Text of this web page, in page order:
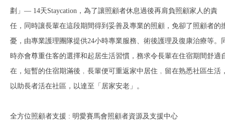
劃」— 14天Staycation，為了讓照顧者休息過後再肩負照顧家人的責
任，同時讓長輩在這段期間得到妥善及專業的照顧，免卻了照顧者的
憂，由專業護理團隊提供24小時專業服務、術後護理及復康治療等。
時亦會尊重住客的選擇和起居生活習慣，務求令長輩在住宿期間舒適
在，短暫的住宿期滿後﹐長輩便可重返家中居住﹐留在熟悉社區生活
以助長者活在社區，以達至「居家安老」。
全方位照顧者支援 : 明愛賽馬會照顧者資源及支援中心